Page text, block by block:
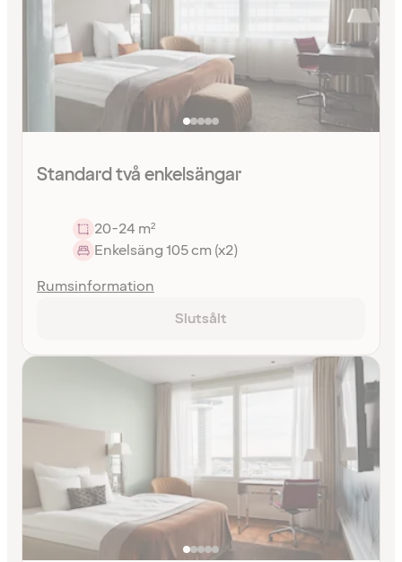
Standard två enkelsängar
20-24 m²
Enkelsäng 105 cm (x2)
Rumsinformation
Slutsålt